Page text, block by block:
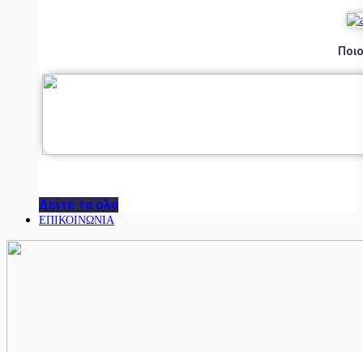
Δείτε τα όλα
ΕΠΙΚΟΙΝΩΝΙΑ